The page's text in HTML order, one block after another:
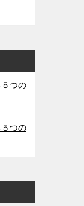
つの
つの